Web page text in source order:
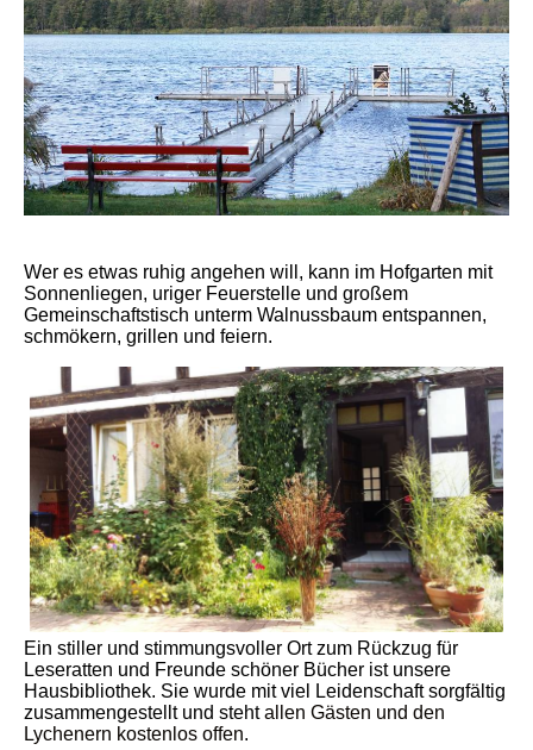
Wer es etwas ruhig angehen will, kann im Hofgarten mit
Sonnenliegen, uriger Feuerstelle und großem
Gemeinschaftstisch unterm Walnussbaum entspannen,
schmökern, grillen und feiern.
Ein stiller und stimmungsvoller Ort zum Rückzug für
Leseratten und Freunde schöner Bücher ist unsere
Hausbibliothek. Sie wurde mit viel Leidenschaft sorgfältig
zusammengestellt und stehtallen Gästen und den
Lychenern kostenlos offen.